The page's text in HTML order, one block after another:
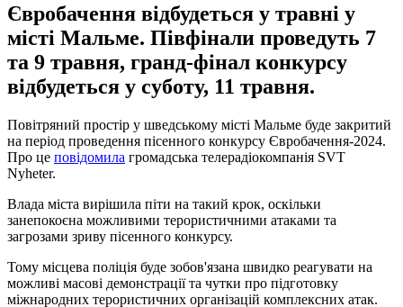
Євробачення відбудеться у травні у
місті Мальме. Півфінали проведуть 7
та 9 травня, гранд-фінал конкурсу
відбудеться у суботу, 11 травня.
Повітряний простір у шведському місті Мальме буде закритий
на період проведення пісенного конкурсу Євробачення-2024.
Про це повідомила громадська телерадіокомпанія SVT
Nyheter.
Влада міста вирішила піти на такий крок, оскільки
занепокоєна можливими терористичними атаками та
загрозами зриву пісенного конкурсу.
Тому місцева поліція буде зобов'язана швидко реагувати на
можливі масові демонстрації та чутки про підготовку
міжнародних терористичних організацій комплексних атак.